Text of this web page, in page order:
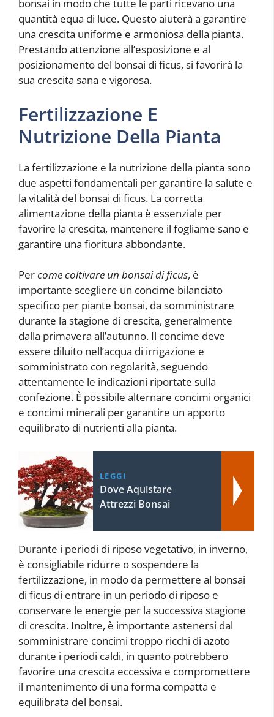
bonsai in modo che tutte le parti ricevano una
quantità equa di luce. Questo aiuterà a garantire
una crescita uniforme e armoniosa della pianta.
Prestando attenzione all’esposizione e al
posizionamento del bonsai di ficus, si favorirà la
sua crescita sana e vigorosa.
Fertilizzazione E
Nutrizione Della Pianta
La fertilizzazione e la nutrizione della pianta sono
due aspetti fondamentali per garantire la salute e
la vitalità del bonsai di ficus. La corretta
alimentazione della pianta è essenziale per
favorire la crescita, mantenere il fogliame sano e
garantire una fioritura abbondante.
Percome coltivare un bonsai di ficus, è
importante scegliere un concime bilanciato
specifico per piante bonsai, da somministrare
durante la stagione di crescita, generalmente
dalla primavera all’autunno. Il concime deve
essere diluito nell’acqua di irrigazione e
somministrato con regolarità, seguendo
attentamente le indicazioni riportate sulla
confezione. È possibile alternare concimi organici
e concimi minerali per garantire un apporto
equilibrato di nutrienti alla pianta.
LEGGI
Dove Aquistare
Attrezzi Bonsai
Durante i periodi di riposo vegetativo, in inverno,
è consigliabile ridurre o sospendere la
fertilizzazione, in modo da permettere al bonsai
di ficus di entrare in un periodo di riposo e
conservare le energie per la successiva stagione
di crescita. Inoltre, è importante astenersi dal
somministrare concimi troppo ricchi di azoto
durante i periodi caldi, in quanto potrebbero
favorire una crescita eccessiva e compromettere
il mantenimento di una forma compatta e
equilibrata del bonsai.